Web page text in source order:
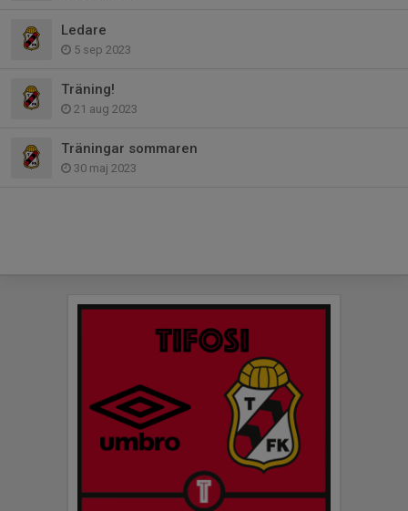
Ledare
5 sep 2023
Träning!
21 aug 2023
Träningar sommaren
30 maj 2023